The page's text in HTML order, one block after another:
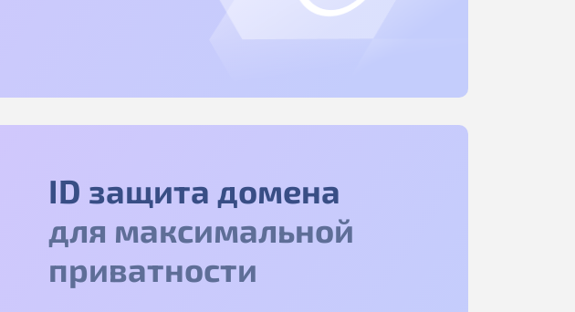
ID защита домена
для максимальной
приватности